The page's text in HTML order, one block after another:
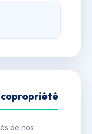
copropriété
de nos